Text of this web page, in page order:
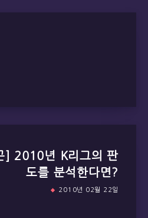
] 2010년 K리그의 판
도를 분석한다면?
2010년 02월 22일